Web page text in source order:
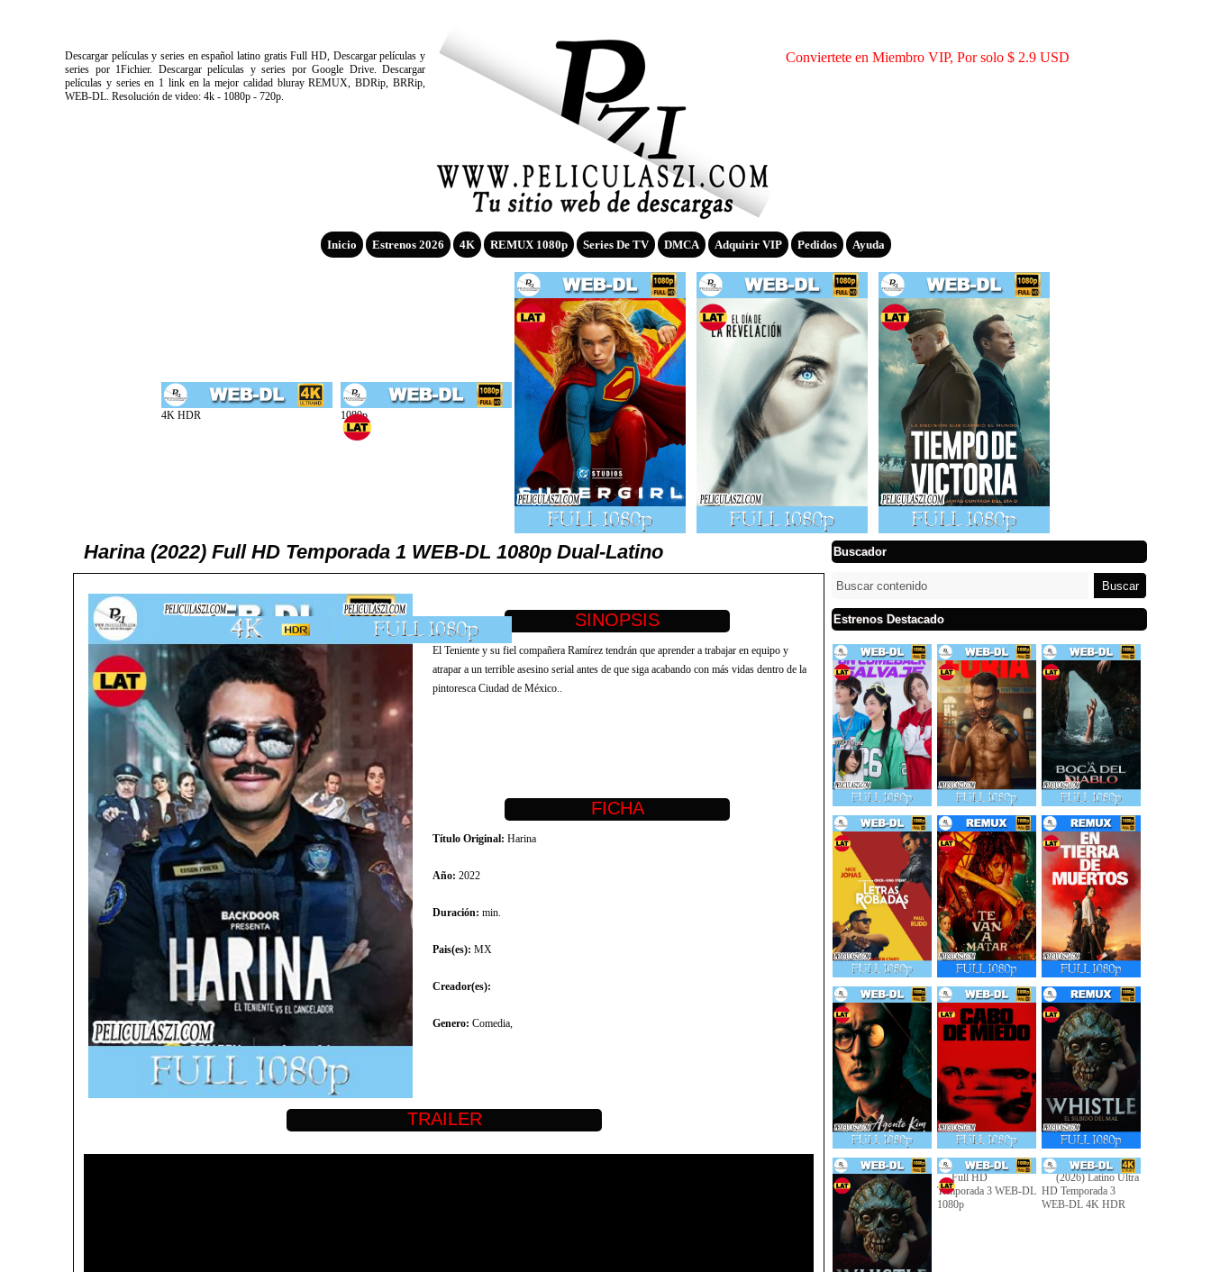
Descargar películas y series en español latino gratis Full HD, Descargar películas y
series por 1Fichier. Descargar películas y series por Google Drive. Descargar
películas y series en 1 link en la mejor calidad bluray REMUX, BDRip, BRRip,
WEB-DL. Resolución de video: 4k - 1080p - 720p.
Conviertete en Miembro VIP, Por solo $ 2.9 USD
Inicio Estrenos 2026 4K REMUX 1080p Series De TV DMCA Adquirir VIP Pedidos Ayuda
Harina (2022) Full HD Temporada 1 WEB-DL 1080p Dual-Latino
El Teniente y su fiel compañera Ramírez tendrán que aprender a trabajar en equipo y
atrapar a un terrible asesino serial antes de que siga acabando con más vidas dentro de la
pintoresca Ciudad de México..
Título Original: Harina
Año: 2022
Duración: min.
Pais(es): MX
Creador(es):
Genero: Comedia,
Buscador
Estrenos Destacado